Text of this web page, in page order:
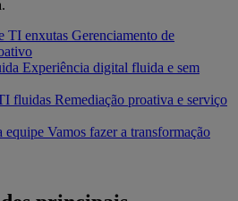
TI enxutas Gerenciamento de
Experiência digital fluida e sem
fluidas Remediação proativa e serviço
equipe Vamos fazer a transformação